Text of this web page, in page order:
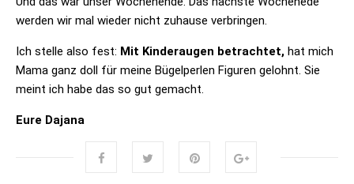
werden wir mal wieder nicht zuhause verbringen.
Ich stelle also fest: Mit Kinderaugen betrachtet, hat mich
Mama ganz doll für meine Bügelperlen Figuren gelohnt. Sie
meint ich habe das so gut gemacht.
Eure Dajana